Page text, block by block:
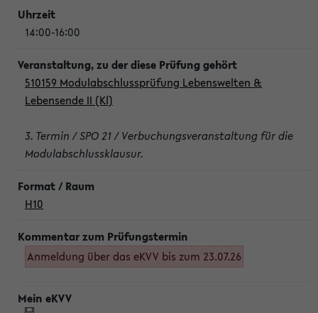
14:00-16:00
510159 Modulabschlussprüfung Lebenswelten &
Lebensende II (Kl)
3. Termin / SPO 21 / Verbuchungsveranstaltung für die
Modulabschlussklausur.
H10
Anmeldung über das eKVV bis zum 23.07.26